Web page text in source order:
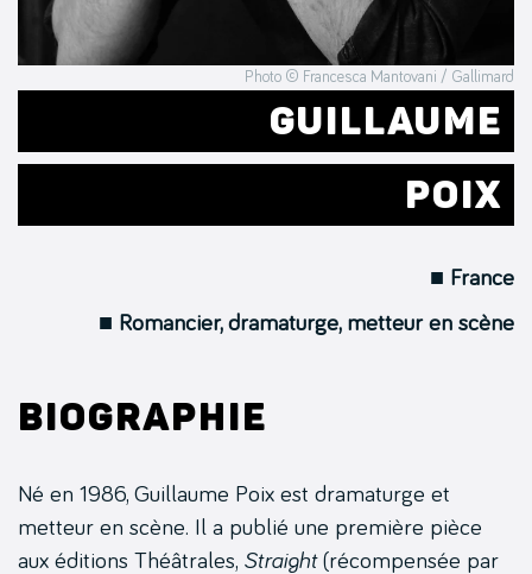
Photo © Francesca Mantovani / Gallimard
GUILLAUME
POIX
■ France
■ Romancier, dramaturge, metteur en scène
Biographie
Né en 1986, Guillaume Poix est dramaturge et
metteur en scène. Il a publié une première pièce
aux éditions Théâtrales, Straight(récompensée par